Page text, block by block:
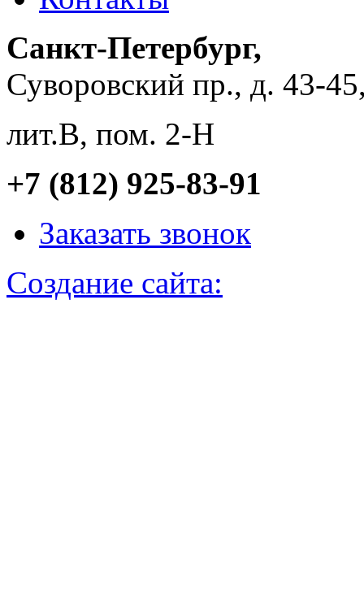
Санкт-Петербург,
Суворовский пр., д. 43-
лит.В, пом. 2-Н
+7 (812) 925-83-91
Заказать звонок
Создание сайта: